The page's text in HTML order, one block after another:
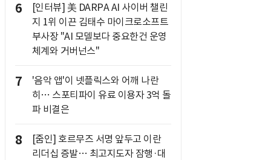
6
[인터뷰] 美 DARPA AI 사이버 챌린
지 1위 이끈 김태수 마이크로소프트
부사장 "AI 모델보다 중요한건 운영
체계와 거버넌스"
7
'음악 앱'이 넷플릭스와 어깨 나란
히… 스포티파이 유료 이용자 3억 돌
파 비결은
8
[줌인] 호르무즈 서명 앞두고 이란
리더십 증발… 최고지도자 잠행·대